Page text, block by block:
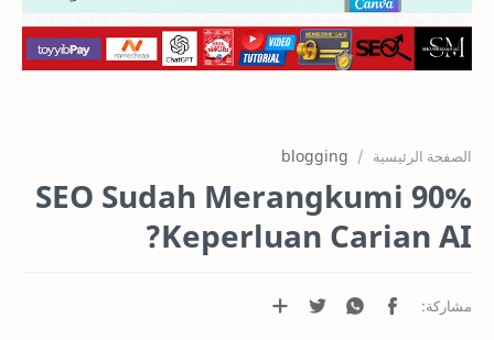
RTL Mode
الصفحة الرئيسية blogging
SEO Sudah Merangkumi 90%
Keperluan Carian AI?